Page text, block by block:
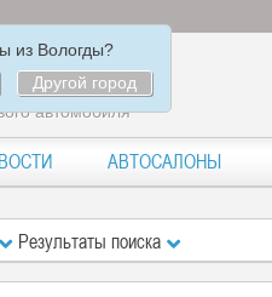
из Вологды?
Другой город
автомобиля
АВТОСАЛОНЫ
Результаты поиска